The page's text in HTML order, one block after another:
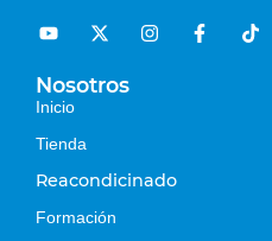
Nosotros
Inicio
Tienda
Reacondicinado
Formación